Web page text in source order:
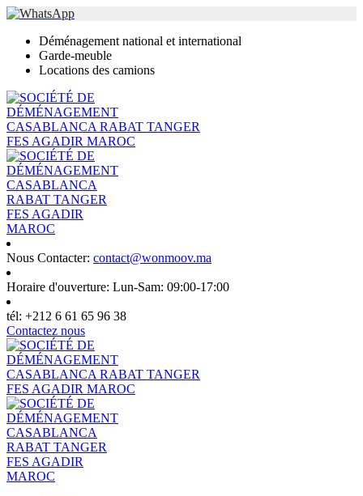
Déménagement national et international
Garde-meuble
Locations des camions
Nous Contacter: contact@wonmoov.ma
Horaire d'ouverture: Lun-Sam: 09:00-17:00
tél: +212 6 61 65 96 38
Contactez nous